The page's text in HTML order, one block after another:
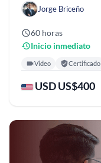
Jorge Briceño
60 horas
Inicio inmediato
Video Certificado
USD US$400